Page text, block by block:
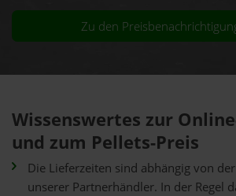
Zu den
Wissenswertes zur
und zum Pellets-Preis
Die Lieferzeiten sind abhängig von
unserer Partnerhändler. In der Regel